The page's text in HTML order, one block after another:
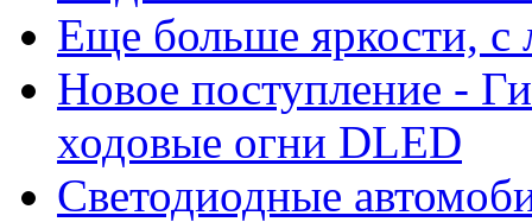
Еще больше яркости,
Новое поступление -
ходовые огни DLED
Светодиодные